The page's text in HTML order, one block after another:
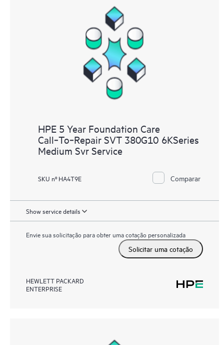
HPE 5 Year Foundation Care
Call‑To‑Repair SVT 380G10 6KSeries
Medium Svr Service
SKU nº HA4T9E Comparar
Show service details
Envie sua solicitação para obter uma cotação personalizada
Solicitar uma cotação
HEWLETT PACKARD
ENTERPRISE